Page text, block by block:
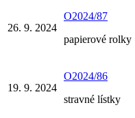
26. 9. 2024
O2024/87
papierové rolky
19. 9. 2024
O2024/86
stravné lístky